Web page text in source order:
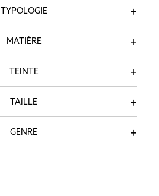
TYPOLOGIE
MATIÈRE
TEINTE
TAILLE
GENRE